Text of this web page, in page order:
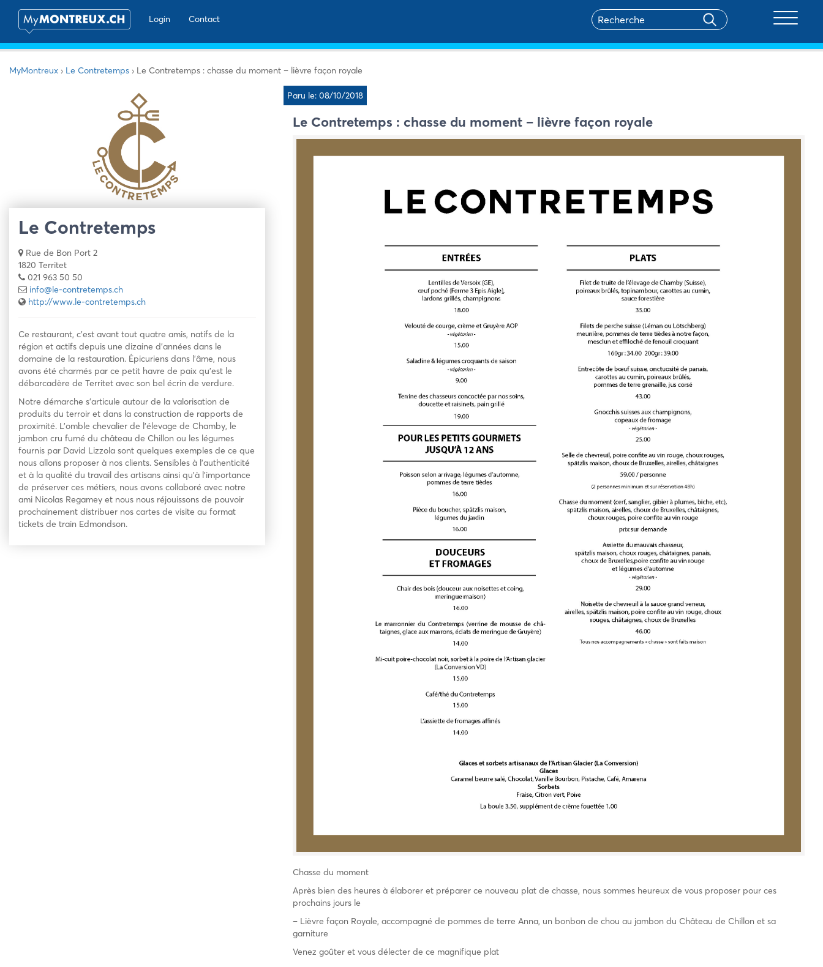
Login
Contact
MyMontreux › Le Contretemps › Le Contretemps : chasse du moment – lièvre façon royale
Le Contretemps
Rue de Bon Port 2
1820 Territet
021 963 50 50
info@le-contretemps.ch
http://www.le-contretemps.ch
Ce restaurant, c’est avant tout quatre amis, natifs de la
région et actifs depuis une dizaine d’années dans le
domaine de la restauration. Épicuriens dans l’âme, nous
avons été charmés par ce petit havre de paix qu’est le
débarcadère de Territet avec son bel écrin de verdure.
Notre démarche s’articule autour de la valorisation de
produits du terroir et dans la construction de rapports de
proximité. L’omble chevalier de l’élevage de Chamby, le
jambon cru fumé du château de Chillon ou les légumes
fournis par David Lizzola sont quelques exemples de ce que
nous allons proposer à nos clients. Sensibles à l’authenticité
et à la qualité du travail des artisans ainsi qu’à l’importance
de préserver ces métiers, nous avons collaboré avec notre
ami Nicolas Regamey et nous nous réjouissons de pouvoir
prochainement distribuer nos cartes de visite au format
tickets de train Edmondson.
Paru le: 08/10/2018
Le Contretemps : chasse du moment – lièvre façon royale
Chasse du moment
Après bien des heures à élaborer et préparer ce nouveau plat de chasse, nous sommes heureux de vous proposer pour ces
prochains jours le
– Lièvre façon Royale, accompagné de pommes de terre Anna, un bonbon de chou au jambon du Château de Chillon et sa
garniture
Venez goûter et vous délecter de ce magnifique plat